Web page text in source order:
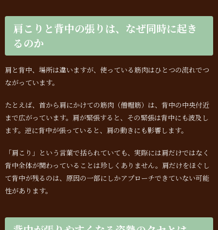
肩こりと背中の張りは、なぜ同時に起き
るのか
肩と背中、場所は違いますが、使っている筋肉はひとつの流れでつ
ながっています。
たとえば、首から肩にかけての筋肉（僧帽筋）は、背中の中央付近
まで広がっています。肩が緊張すると、その緊張は背中にも波及し
ます。逆に背中が張っていると、肩の動きにも影響します。
「肩こり」という言葉で括られていても、実際には肩だけではなく
背中全体が関わっていることは珍しくありません。肩だけをほぐし
て背中が残るのは、原因の一部にしかアプローチできていない可能
性があります。